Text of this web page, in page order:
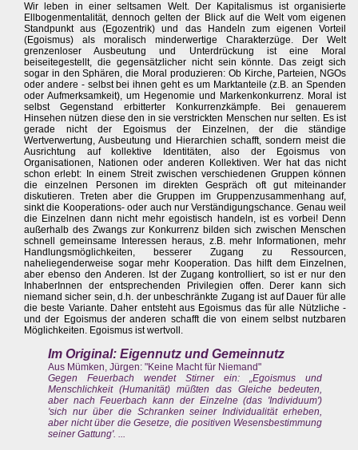
Wir leben in einer seltsamen Welt. Der Kapitalismus ist organisierte
Ellbogenmentalität, dennoch gelten der Blick auf die Welt vom eigenen
Standpunkt aus (Egozentrik) und das Handeln zum eigenen Vorteil
(Egoismus) als moralisch minderwertige Charakterzüge. Der Welt
grenzenloser Ausbeutung und Unterdrückung ist eine Moral
beiseitegestellt, die gegensätzlicher nicht sein könnte. Das zeigt sich
sogar in den Sphären, die Moral produzieren: Ob Kirche, Parteien, NGOs
oder andere - selbst bei ihnen geht es um Marktanteile (z.B. an Spenden
oder Aufmerksamkeit), um Hegenomie und Markenkonkurrenz. Moral ist
selbst Gegenstand erbitterter Konkurrenzkämpfe. Bei genauerem
Hinsehen nützen diese den in sie verstrickten Menschen nur selten. Es ist
gerade nicht der Egoismus der Einzelnen, der die ständige
Wertverwertung, Ausbeutung und Hierarchien schafft, sondern meist die
Ausrichtung auf kollektive Identitäten, also der Egoismus von
Organisationen, Nationen oder anderen Kollektiven. Wer hat das nicht
schon erlebt: In einem Streit zwischen verschiedenen Gruppen können
die einzelnen Personen im direkten Gespräch oft gut miteinander
diskutieren. Treten aber die Gruppen im Gruppenzusammenhang auf,
sinkt die Kooperations- oder auch nur Verständigungschance. Genau weil
die Einzelnen dann nicht mehr egoistisch handeln, ist es vorbei! Denn
außerhalb des Zwangs zur Konkurrenz bilden sich zwischen Menschen
schnell gemeinsame Interessen heraus, z.B. mehr Informationen, mehr
Handlungsmöglichkeiten, besserer Zugang zu Ressourcen,
naheliegenderweise sogar mehr Kooperation. Das hilft dem Einzelnen,
aber ebenso den Anderen. Ist der Zugang kontrolliert, so ist er nur den
InhaberInnen der entsprechenden Privilegien offen. Derer kann sich
niemand sicher sein, d.h. der unbeschränkte Zugang ist auf Dauer für alle
die beste Variante. Daher entsteht aus Egoismus das für alle Nützliche -
und der Egoismus der anderen schafft die von einem selbst nutzbaren
Möglichkeiten. Egoismus ist wertvoll.
Im Original: Eigennutz und Gemeinnutz
Aus Mümken, Jürgen: "Keine Macht für Niemand"
Gegen Feuerbach wendet Stirner ein: „Egoismus und
Menschlichkeit (Humanität) müßten das Gleiche bedeuten,
aber nach Feuerbach kann der Einzelne (das 'Individuum')
'sich nur über die Schranken seiner Individualität erheben,
aber nicht über die Gesetze, die positiven Wesensbestimmung
seiner Gattung'. ...